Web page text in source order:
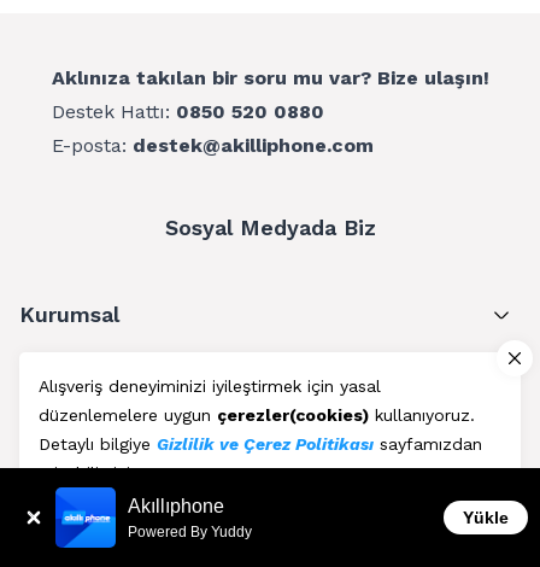
Alışveriş deneyiminizi iyileştirmek için yasal
düzenlemelere uygun çerezler(cookies) kullanıyoruz.
Detaylı bilgiye Gizlilik ve Çerez Politikası sayfamızdan
erişebilirsiniz.
Kabul Et
Aklınıza takılan bir soru mu var? Bize ulaşın!
Destek Hattı: 0850 520 0880
E-posta: destek@akilliphone.com
Sosyal Medyada Biz
Kurumsal
Müşteri Hizmetleri
Üyelik
Blog Akıllıphone
Powered By Yuddy
Yükle